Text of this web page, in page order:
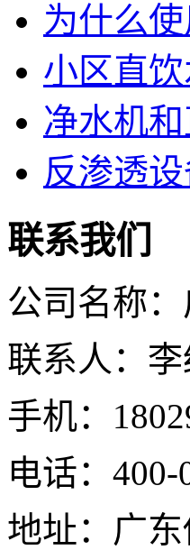
为什么
小区直
净水机
反渗透
联系我们
公司名称
联系人：
手机：
电话：400-
地址：广